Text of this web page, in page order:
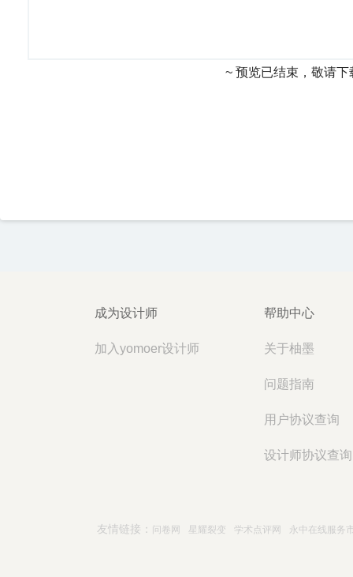
~ 预览已结束，敬请下
成为设计师
加入yomoer设计师
帮助中心
关于柚墨
问题指南
用户协议查询
设计师协议查询
友情链接： 问卷网 星耀裂变 学术点评网 永中在线服务